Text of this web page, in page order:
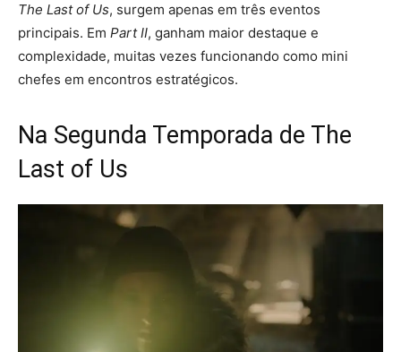
The Last of Us, surgem apenas em três eventos
principais. Em Part II, ganham maior destaque e
complexidade, muitas vezes funcionando como mini
chefes em encontros estratégicos.
Na Segunda Temporada de The
Last of Us